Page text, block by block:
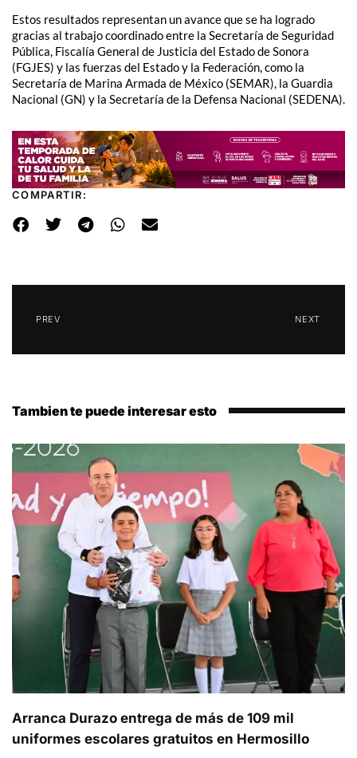
Estos resultados representan un avance que se ha logrado
gracias al trabajo coordinado entre la Secretaría de Seguridad
Pública, Fiscalía General de Justicia del Estado de Sonora
(FGJES) y las fuerzas del Estado y la Federación, como la
Secretaría de Marina Armada de México (SEMAR), la Guardia
Nacional (GN) y la Secretaría de la Defensa Nacional (SEDENA).
COMPARTIR:
PREV NEXT
Tambien te puede interesar esto
Arranca Durazo entrega de más de 109 mil
uniformes escolares gratuitos en Hermosillo